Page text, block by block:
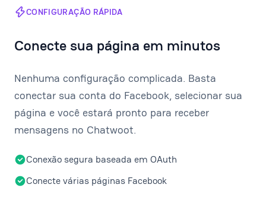
CONFIGURAÇÃO RÁPIDA
Conecte sua página em minutos
Nenhuma configuração complicada. Basta
conectar sua conta do Facebook, selecionar sua
página e você estará pronto para receber
mensagens no Chatwoot.
Conexão segura baseada em OAuth
Conecte várias páginas Facebook